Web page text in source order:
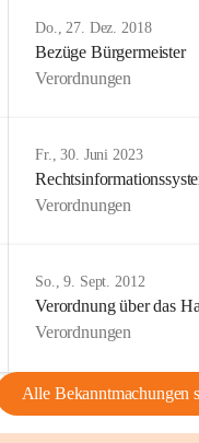
Do., 27. Dez. 2018
Bezüge Bürgermeister
Verordnungen
Fr., 30. Juni 2023
Verordnungen
So., 9. Sept. 2012
Verordnung über das
Verordnungen
Alle Bekanntmachungen